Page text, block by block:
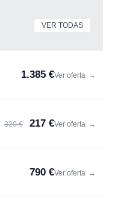
VER TODAS
1.385 €Ver oferta →
320 € 217 €Ver oferta →
790 €Ver oferta →